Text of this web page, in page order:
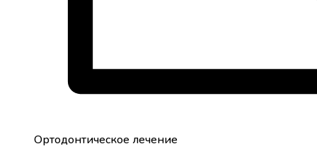
Ортодонтическое лечение